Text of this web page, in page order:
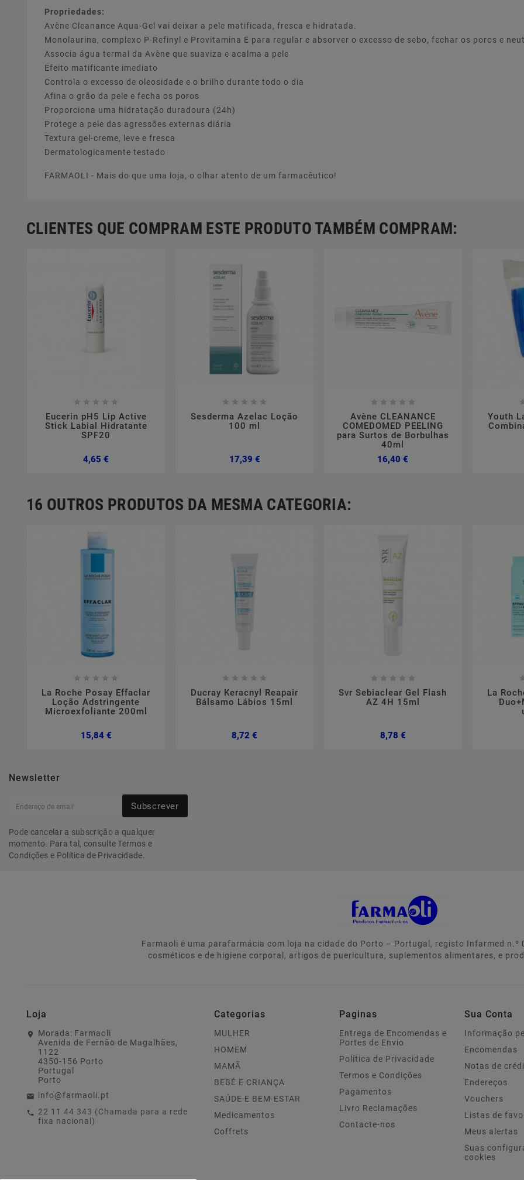
Propriedades:
Avène Cleanance Aqua-Gel vai deixar a pele matificada, fresca e hidratada.
Monolaurina, complexo P-Refinyl e Provitamina E para regular e absorver o excesso de sebo, fechar os poros e
Associa água termal da Avène que suaviza e acalma a pele
Efeito matificante imediato
Controla o excesso de oleosidade e o brilho durante todo o dia
Afina o grão da pele e fecha os poros
Proporciona uma hidratação duradoura (24h)
Protege a pele das agressões externas diária
Textura gel-creme, leve e fresca
Dermatologicamente testado
FARMAOLI - Mais do que uma loja, o olhar atento de um farmacêutico!
CLIENTES QUE COMPRAM ESTE PRODUTO TAMBÉM COMPRAM:
    
Eucerin pH5 Lip Active
Stick Labial Hidratante
SPF20
4,65 €
    
Sesderma Azelac Loção
100 ml
17,39 €Preço
    
Avène CLEANANCE
COMEDOMED PEELING
para Surtos de Borbulhas
40ml
16,40 €
Youth
16 OUTROS PRODUTOS DA MESMA CATEGORIA:
    
La Roche Posay Effaclar
Loção Adstringente
Microexfoliante 200ml
15,84 €Preço
    
Ducray Keracnyl Reapair
Bálsamo Lábios 15ml
8,72 €
    
Svr Sebiaclear Gel Flash
AZ 4H 15ml
8,78 €Preço
La
Newsletter
Subscrever
Pode cancelar a subscrição a qualquer
momento. Para tal, consulte Termos e
Condições e Política de Privacidade.
Farmaoli é uma parafarmácia com loja na cidade do Porto – Portugal, registo Infarmed n.º
cosméticos e de higiene corporal, artigos de puericultura, suplementos alimentares, e
Loja
Morada: Farmaoli
Avenida de Fernão de Magalhães,
1122
4350-156 Porto
Portugal
Porto
info@farmaoli.pt
22 11 44 343 (Chamada para a rede
fixa nacional)
Categorias
MULHER
HOMEM
MAMÃ
BEBÉ E CRIANÇA
SAÚDE E BEM-ESTAR
Medicamentos
Coffrets
Paginas
Entrega de Encomendas e
Portes de Envio
Política de Privacidade
Termos e Condições
Pagamentos
Livro Reclamações
Contacte-nos
Sua Conta
Informação
Encomendas
Notas de
Endereços
Vouchers
Listas de
Meus alertas
Suas
cookies